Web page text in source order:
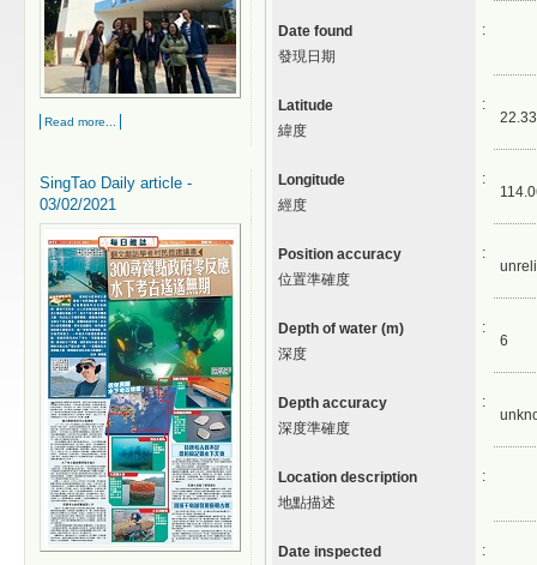
Read more...
SingTao Daily article -
03/02/2021
Date found
發現日期
:
Latitude
緯度
:
22.33
Longitude
經度
:
Position accuracy
位置準確度
:
Depth of water (m)
深度
:
6
Depth accuracy
深度準確度
:
Location description
地點描述
:
Date inspected
: